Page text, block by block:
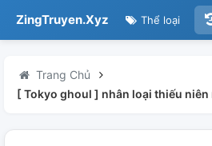
ZingTruyen.Xyz Thể loại
Trang Chủ
[ Tokyo ghoul ] nhân loại thiếu